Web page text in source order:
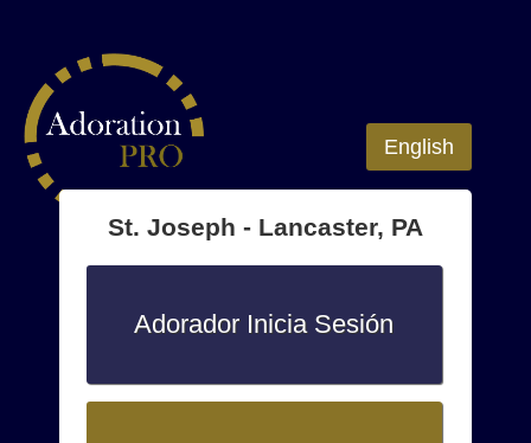
English
St. Joseph - Lancaster, PA
Adorador Inicia Sesión